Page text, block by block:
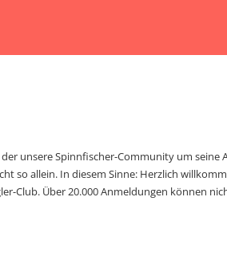
unsere Spinnfischer-Community um seine
so allein. In diesem Sinne: Herzlich
Club. Über 20.000 Anmeldungen können